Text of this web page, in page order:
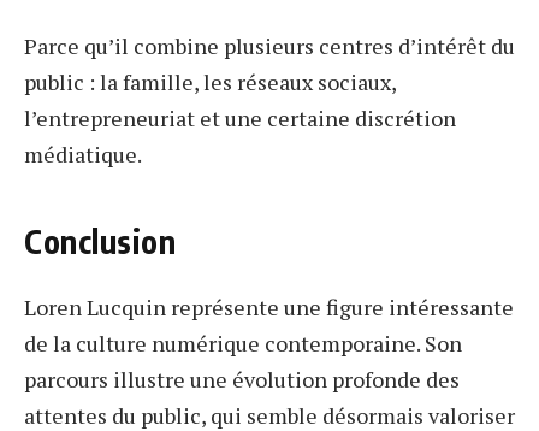
Parce qu’il combine plusieurs centres d’intérêt du
public : la famille, les réseaux sociaux,
l’entrepreneuriat et une certaine discrétion
médiatique.
Conclusion
Loren Lucquin représente une figure intéressante
de la culture numérique contemporaine. Son
parcours illustre une évolution profonde des
attentes du public, qui semble désormais valoriser